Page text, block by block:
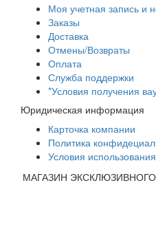
Моя учетная запись и
Заказы
Доставка
Отмены/Возвраты
Оплата
Служба поддержки
*Условия получения
Юридическая информация
Карточка компании
Политика
Условия использования
МАГАЗИН ЭКСКЛЮЗИВНОГО